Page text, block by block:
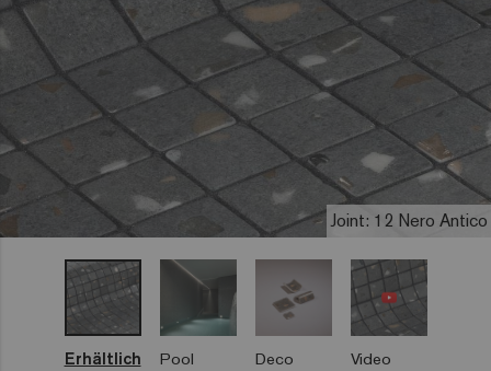
Joint: 12 Nero Antico
Erhältlich Pool Deco Video